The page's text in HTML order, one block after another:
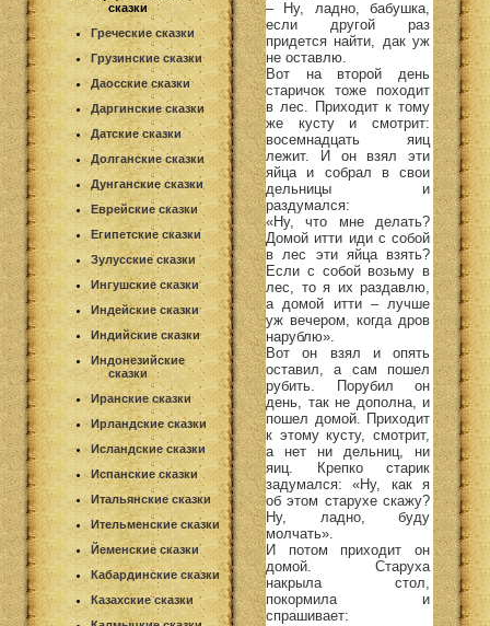
сказки
Греческие сказки
Грузинские сказки
Даосские сказки
Даргинские сказки
Датские сказки
Долганские сказки
Дунганские сказки
Еврейские сказки
Египетские сказки
Зулусские сказки
Ингушские сказки
Индейские сказки
Индийские сказки
Индонезийские
сказки
Иранские сказки
Ирландские сказки
Исландские сказки
Испанские сказки
Итальянские сказки
Ительменские сказки
Йеменские сказки
Кабардинские сказки
Казахские сказки
– Ну, ладно, бабушка,
если другой раз
придется найти, дак уж
не оставлю.
Вот на второй день
старичок тоже походит
в лес. Приходит к тому
же кусту и смотрит:
восемнадцать яиц
лежит. И он взял эти
яйца и собрал в свои
дельницы и
раздумался:
«Ну, что мне делать?
Домой итти иди с собой
в лес эти яйца взять?
Если с собой возьму в
лес, то я их раздавлю,
а домой итти – лучше
уж вечером, когда дров
нарублю».
Вот он взял и опять
оставил, а сам пошел
рубить. Порубил он
день, так не дополна, и
пошел домой. Приходит
к этому кусту, смотрит,
а нет ни дельниц, ни
яиц. Крепко старик
задумался: «Ну, как я
об этом старухе скажу?
Ну, ладно, буду
молчать».
И потом приходит он
домой. Старуха
накрыла стол,
покормила и
спрашивает: